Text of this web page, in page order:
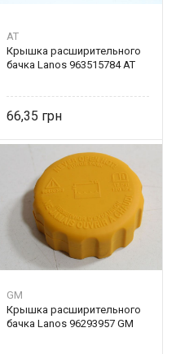
AT
Крышка расширительного
бачка Lanos 963515784 AT
66,35
GM
Крышка расширительного
бачка Lanos 96293957 GM